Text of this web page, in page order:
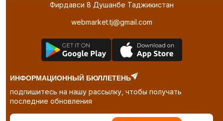
Фирдавси 8 Душанбе Таджикистан
webmarket.tj@gmail.com
ИНФОРМАЦИОННЫЙ БЮЛЛЕТЕНЬ
подпишитесь на нашу рассылку, чтобы получать
последние обновления